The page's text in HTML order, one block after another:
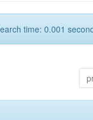
time: 0.001